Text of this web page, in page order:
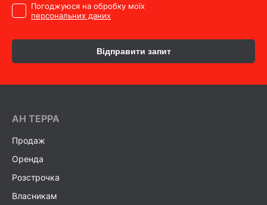
Погоджуюся на обробку моїх
персональних даних
Відправити запит
AH ТEPPA
Продаж
Оренда
Розстрочка
Власникам